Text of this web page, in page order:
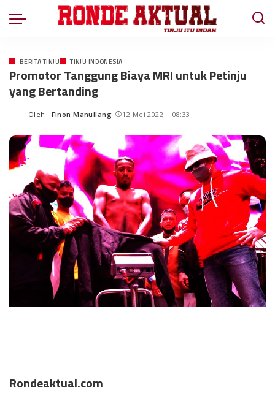
BERITA TINJU TINJU INDONESIA
Promotor Tanggung Biaya MRI untuk Petinju
yang Bertanding
Oleh : Finon Manullang 12 Mei 2022 | 08:33
Rondeaktual.com